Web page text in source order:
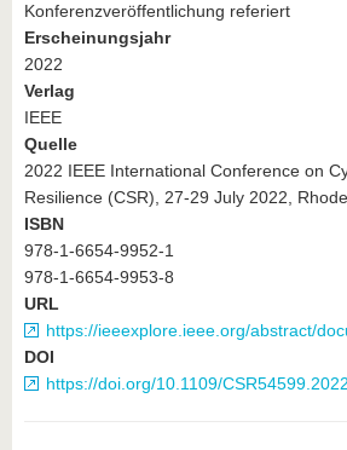
Konferenzveröffentlichung referiert
Erscheinungsjahr
2022
Verlag
IEEE
Quelle
2022 IEEE International Conference on
Resilience (CSR), 27-29 July 2022,
ISBN
978-1-6654-9952-1
978-1-6654-9953-8
URL
https://ieeexplore.ieee.org/abstract/
DOI
https://doi.org/10.1109/